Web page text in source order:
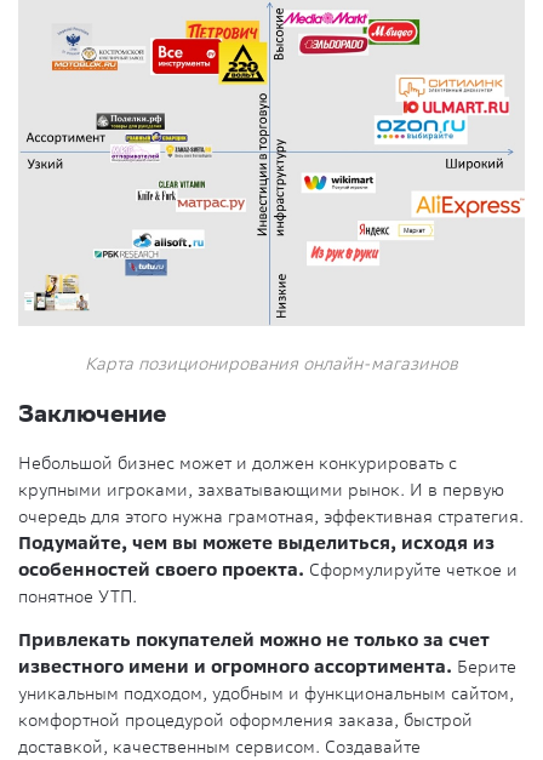
Карта позиционирования онлайн-магазинов
Заключение
Небольшой бизнес может и должен конкурировать с
крупными игроками, захватывающими рынок. И в первую
очередь для этого нужна грамотная, эффективная стратегия.
Подумайте, чем вы можете выделиться, исходя из
особенностей своего проекта. Сформулируйте четкое и
понятное УТП.
Привлекать покупателей можно не только за счет
известного имени и огромного ассортимента. Берите
уникальным подходом, удобным и функциональным сайтом,
комфортной процедурой оформления заказа, быстрой
доставкой, качественным сервисом. Создавайте